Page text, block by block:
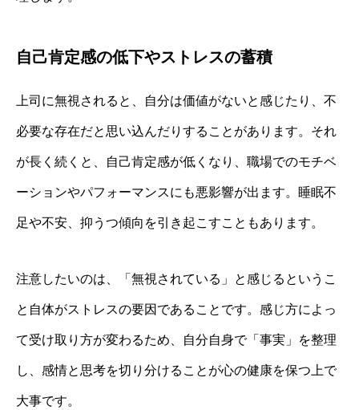
自己肯定感の低下やストレスの蓄積
上司に無視されると、自分は価値がないと感じたり、不
必要な存在だと思い込んだりすることがあります。それ
が長く続くと、自己肯定感が低くなり、職場でのモチベ
ーションやパフォーマンスにも悪影響が出ます。睡眠不
足や不安、抑うつ傾向を引き起こすこともあります。
注意したいのは、「無視されている」と感じるというこ
と自体がストレスの要因であることです。感じ方によっ
て受け取り方が変わるため、自分自身で「事実」を整理
し、感情と思考を切り分けることが心の健康を保つ上で
大事です。